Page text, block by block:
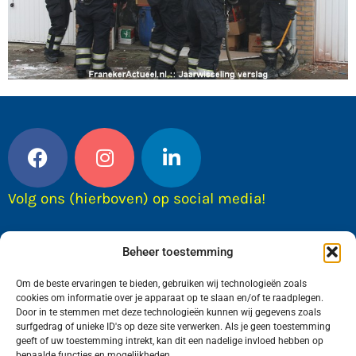
Beheer toestemming
Om de beste ervaringen te bieden, gebruiken wij technologieën zoals
cookies om informatie over je apparaat op te slaan en/of te raadplegen.
Door in te stemmen met deze technologieën kunnen wij gegevens zoals
surfgedrag of unieke ID's op deze site verwerken. Als je geen toestemming
geeft of uw toestemming intrekt, kan dit een nadelige invloed hebben op
Volg ons (hierboven) op social media!